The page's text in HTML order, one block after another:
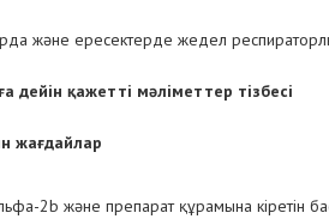
және ересектерде жедел
дейін қажетті мәліметтер тізбесі
жағдайлар
2b және препарат құрамына кіретін